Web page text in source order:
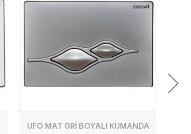
UFO MAT GRİ BOYALI KUMANDA